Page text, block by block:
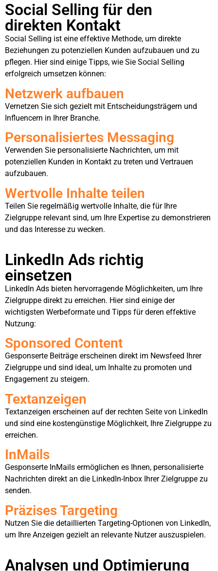
Social Selling für den
direkten Kontakt
Social Selling ist eine effektive Methode, um direkte
Beziehungen zu potenziellen Kunden aufzubauen und zu
pflegen. Hier sind einige Tipps, wie Sie Social Selling
erfolgreich umsetzen können:
Netzwerk aufbauen
Vernetzen Sie sich gezielt mit Entscheidungsträgern und
Influencern in Ihrer Branche.
Personalisiertes Messaging
Verwenden Sie personalisierte Nachrichten, um mit
potenziellen Kunden in Kontakt zu treten und Vertrauen
aufzubauen.
Wertvolle Inhalte teilen
Teilen Sie regelmäßig wertvolle Inhalte, die für Ihre
Zielgruppe relevant sind, um Ihre Expertise zu demonstrieren
und das Interesse zu wecken.
LinkedIn Ads richtig
einsetzen
LinkedIn Ads bieten hervorragende Möglichkeiten, um Ihre
Zielgruppe direkt zu erreichen. Hier sind einige der
wichtigsten Werbeformate und Tipps für deren effektive
Nutzung:
Sponsored Content
Gesponserte Beiträge erscheinen direkt im Newsfeed Ihrer
Zielgruppe und sind ideal, um Inhalte zu promoten und
Engagement zu steigern.
Textanzeigen
Textanzeigen erscheinen auf der rechten Seite von LinkedIn
und sind eine kostengünstige Möglichkeit, Ihre Zielgruppe zu
erreichen.
InMails
Gesponserte InMails ermöglichen es Ihnen, personalisierte
Nachrichten direkt an die LinkedIn-Inbox Ihrer Zielgruppe zu
senden.
Präzises Targeting
Nutzen Sie die detaillierten Targeting-Optionen von LinkedIn,
um Ihre Anzeigen gezielt an relevante Nutzer auszuspielen.
Analysen und Optimierung